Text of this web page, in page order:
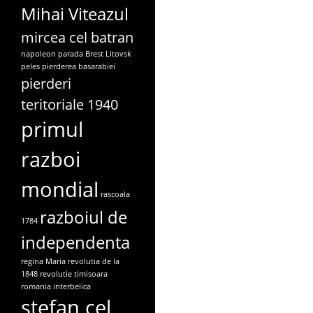
Mihai Viteazul
mircea cel batran
napoleon parada Brest Litovsk
peles pierderea basarabiei
pierderi
teritoriale 1940
primul
razboi
mondial rascoala
1784 razboiul de
independenta
regina Maria revolutia de la
1848 revolutie timisoara
romania interbelica
stefan cel